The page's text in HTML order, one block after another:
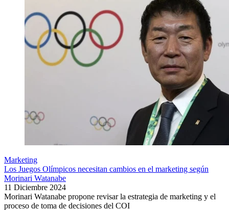
Marketing
Los Juegos Olímpicos necesitan cambios en el marketing según
Morinari Watanabe
11 Diciembre 2024
Morinari Watanabe propone revisar la estrategia de marketing y el
proceso de toma de decisiones del COI